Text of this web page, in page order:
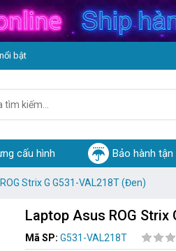
bật
cấu hình Bảo hành tận
Strix G G531-VAL218T (Đen)
Laptop Asus ROG Strix
Mã SP: G531-VAL218T